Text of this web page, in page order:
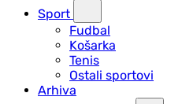
Sport
Fudbal
Košarka
Tenis
Ostali sportovi
Arhiva